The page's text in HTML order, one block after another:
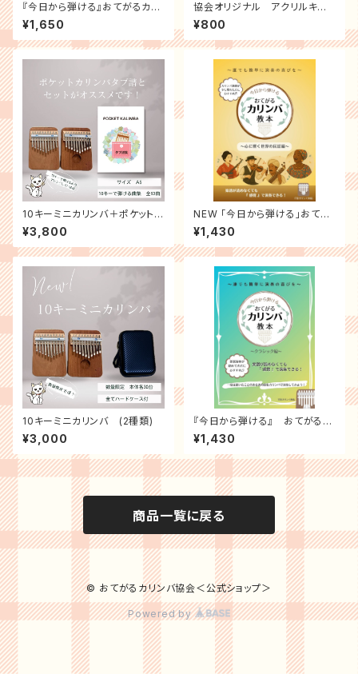
『今日から弾ける』おてがるカリ
ンバ教本
¥1,650
協会オリジナル アクリルキー
ホルダー
¥800
10キーミニカリンバ＋ポケットカ
リンバタブ譜集
¥3,800
NEW 「今日から弾ける」おてが
るカリンバ教本 (心に響く世界の
民謡編)
¥1,430
10キーミニカリンバ (2種類)
¥3,000
『今日から弾ける』 おてがるカ
リンバ教本 (クラシック編）
¥1,430
商品一覧に戻る
© おてがるカリンバ協会＜公式ショップ＞
Powered by